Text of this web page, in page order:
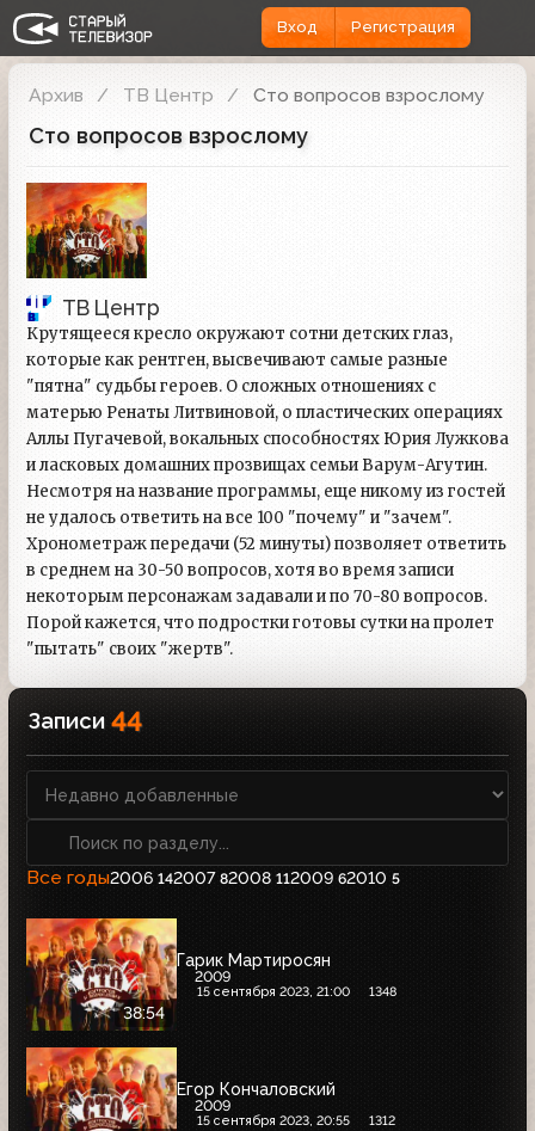
Вход Регистрация
Архив ТВ Центр Сто вопросов взрослому
Сто вопросов взрослому
ТВ Центр
Крутящееся кресло окружают сотни детских глаз,
которые как рентген, высвечивают самые разные
"пятна" судьбы героев. О сложных отношениях с
матерью Ренаты Литвиновой, о пластических операциях
Аллы Пугачевой, вокальных способностях Юрия Лужкова
и ласковых домашних прозвищах семьи Варум-Агутин.
Несмотря на название программы, еще никому из гостей
не удалось ответить на все 100 "почему" и "зачем".
Хронометраж передачи (52 минуты) позволяет ответить
в среднем на 30-50 вопросов, хотя во время записи
некоторым персонажам задавали и по 70-80 вопросов.
Порой кажется, что подростки готовы сутки на пролет
"пытать" своих "жертв".
Записи 44
Все годы2006 142007 82008 112009 62010 5
38:54
Гарик Мартиросян
2009
15 сентября 2023, 21:00 1348
Егор Кончаловский
2009
15 сентября 2023, 20:55 1312